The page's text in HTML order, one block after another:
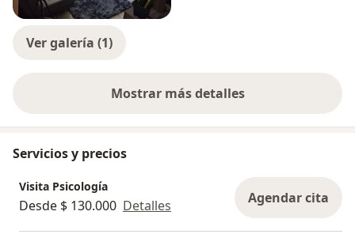
Ver galería (1)
Mostrar más detalles
sobre la experiencia
Servicios y precios
Visita Psicología
Desde $ 130.000 Detalles Agendar cita